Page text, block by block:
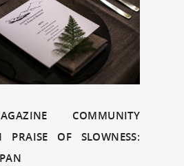
COMMUNITY
PRAISE OF SLOWNESS: